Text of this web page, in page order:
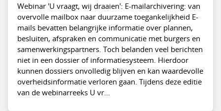
Webinar 'U vraagt, wij draaien': E-mailarchivering: van
overvolle mailbox naar duurzame toegankelijkheid E-
mails bevatten belangrijke informatie over plannen,
besluiten, afspraken en communicatie met burgers en
samenwerkingspartners. Toch belanden veel berichten
niet in een dossier of informatiesysteem. Hierdoor
kunnen dossiers onvolledig blijven en kan waardevolle
overheidsinformatie verloren gaan. Tijdens deze editie
van de webinarreeks U vr...